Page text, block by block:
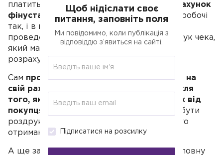
платить за товар, і гроші надходять на рахунок
фінустанови в будь-який час доби , як у робочі
так, і в неробочі дні, що унеможливлює
проведення такої операції через РРО і друк чека,
який має відбуватися одночасно з
розрахунковою операцією.
Сам продавець фактично отримує гроші на
свій рахунок тільки через кілька днів після
того, як фінансова компанія отримала їх від
покупця
. Виходить, що чек РРО повинен бути
роздрукований ще до моменту фактичного
отримання оплати продавцем.
А ще закон вимагає, щоб чек РРО був на повну
Щоб нідіслати своє
питання, заповніть поля
Ми повідомимо, коли публікація з
відповіддю з’явиться на сайті.
Підписатися на розсилку